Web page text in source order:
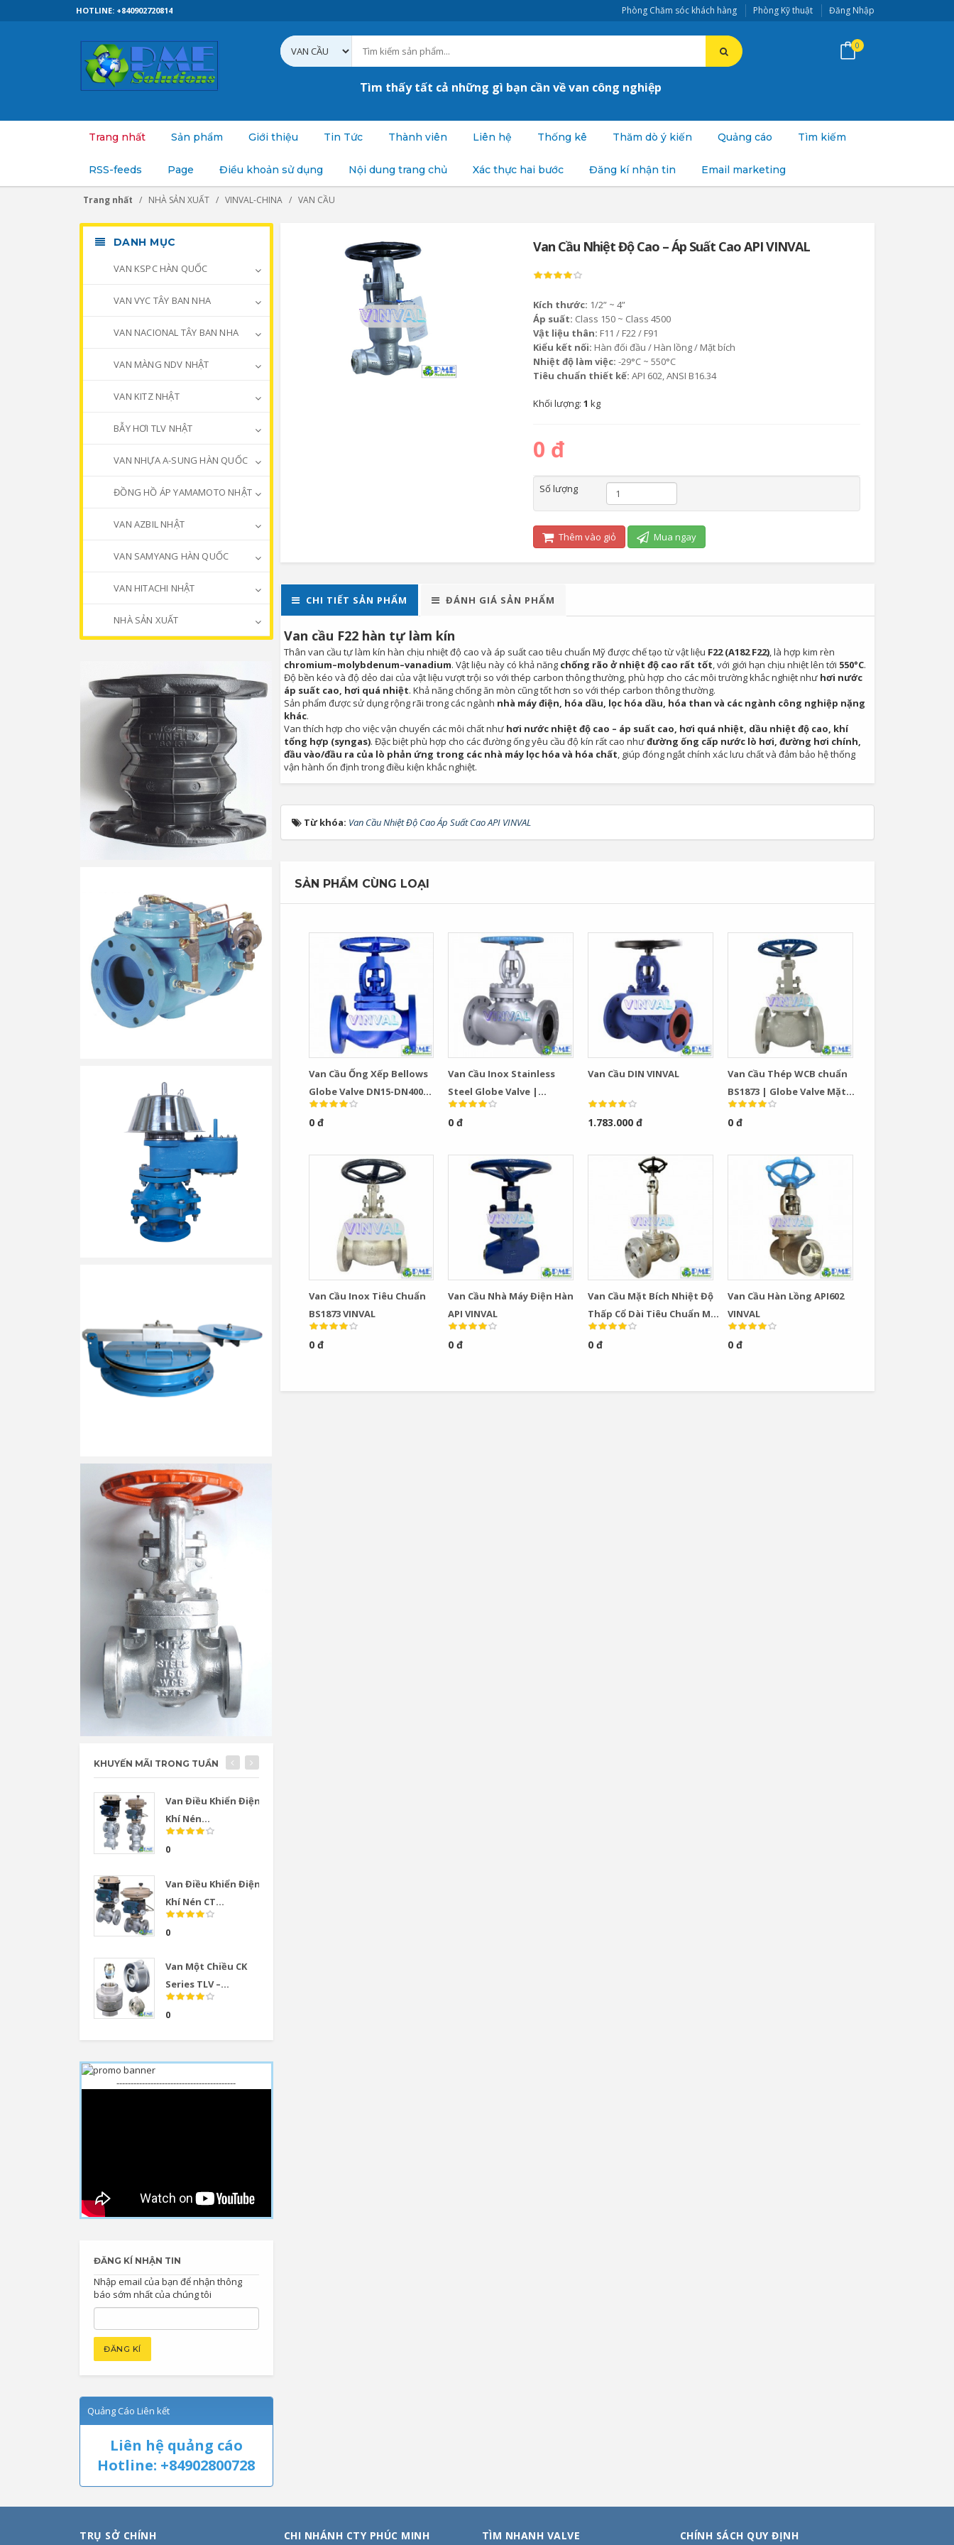
Phòng Chăm sóc khách hàng Phòng Kỹ thuật Đăng Nhập
HOTLINE: +840902720814
Tìm thấy tất cả những gì bạn cần về van công nghiệp
0
Trang nhất Sản phẩm Giới thiệu Tin Tức Thành viên Liên hệ Thống kê Thăm dò ý kiến Quảng cáo Tìm kiếm
RSS-feeds Page Điều khoản sử dụng Nội dung trang chủ Xác thực hai bước Đăng kí nhận tin Email marketing
Trang nhất NHÀ SẢN XUẤT VINVAL-CHINA VAN CẦU
Van Cầu Nhiệt Độ Cao – Áp Suất Cao API VINVAL
Kích thước: 1/2” ~ 4”
Áp suất: Class 150 ~ Class 4500
Vật liệu thân: F11 / F22 / F91
Kiểu kết nối: Hàn đối đầu / Hàn lồng / Mặt bích
Nhiệt độ làm việc: -29°C ~ 550°C
Tiêu chuẩn thiết kế: API 602, ANSI B16.34
Khối lượng: 1 kg
0 đ
Số lượng
Thêm vào giỏ Mua ngay
CHI TIẾT SẢN PHẨM ĐÁNH GIÁ SẢN PHẨM
Van cầu F22 hàn tự làm kín
Thân van cầu tự làm kín hàn chịu nhiệt độ cao và áp suất cao tiêu chuẩn Mỹ được chế tạo từ vật liệu F22 (A182 F22), là hợp kim rèn
chromium–molybdenum–vanadium. Vật liệu này có khả năng chống rão ở nhiệt độ cao rất tốt, với giới hạn chịu nhiệt lên tới 550°C.
Độ bền kéo và độ dẻo dai của vật liệu vượt trội so với thép carbon thông thường, phù hợp cho các môi trường khắc nghiệt như hơi nước
áp suất cao, hơi quá nhiệt. Khả năng chống ăn mòn cũng tốt hơn so với thép carbon thông thường.
Sản phẩm được sử dụng rộng rãi trong các ngành nhà máy điện, hóa dầu, lọc hóa dầu, hóa than và các ngành công nghiệp nặng
khác.
Van thích hợp cho việc vận chuyển các môi chất như hơi nước nhiệt độ cao – áp suất cao, hơi quá nhiệt, dầu nhiệt độ cao, khí
tổng hợp (syngas). Đặc biệt phù hợp cho các đường ống yêu cầu độ kín rất cao nhưđường ống cấp nước lò hơi, đường hơi chính,
đầu vào/đầu ra của lò phản ứng trong các nhà máy lọc hóa và hóa chất, giúp đóng ngắt chính xác lưu chất và đảm bảo hệ thống
vận hành ổn định trong điều kiện khắc nghiệt.
Từ khóa: Van Cầu Nhiệt Độ Cao Áp Suất Cao API VINVAL
SẢN PHẨM CÙNG LOẠI
Van Cầu Ống Xếp Bellows
Globe Valve DN15-DN400
PN16 PN40 Giá Tốt
0 đ
Van Cầu Inox Stainless
Steel Globe Valve |
PN16/150LB, DN50–DN300
0 đ
Van Cầu DIN VINVAL
1.783.000 đ
Van Cầu Thép WCB chuẩn
BS1873 | Globe Valve Mặt
Bích Class 150–600 Chính
Hãng VINVAL
0 đ
Van Cầu Inox Tiêu Chuẩn
BS1873 VINVAL
0 đ
Van Cầu Nhà Máy Điện Hàn
API VINVAL
0 đ
Van Cầu Mặt Bích Nhiệt Độ
Thấp Cổ Dài Tiêu Chuẩn Mỹ
VINVAL
0 đ
Van Cầu Hàn Lồng API602
VINVAL
0 đ
DANH MỤC
VAN KSPC HÀN QUỐC
VAN VYC TÂY BAN NHA
VAN NACIONAL TÂY BAN NHA
VAN MÀNG NDV NHẬT
VAN KITZ NHẬT
BẪY HƠI TLV NHẬT
VAN NHỰA A-SUNG HÀN QUỐC
ĐỒNG HỒ ÁP YAMAMOTO NHẬT
VAN AZBIL NHẬT
VAN SAMYANG HÀN QUỐC
VAN HITACHI NHẬT
NHÀ SẢN XUẤT
KHUYẾN MÃI TRONG TUẦN
Van Điều Khiển Điện
Khí Nén...
0
Van Điều Khiển Điện
Khí Nén CT...
0
Van Một Chiều CK
Series TLV –...
0
------------------------------------------
ĐĂNG KÍ NHẬN TIN
Nhập email của bạn để nhận thông
báo sớm nhất của chúng tôi
Quảng Cáo Liên kết
Liên hệ quảng cáo
Hotline: +84902800728
TRỤ SỞ CHÍNH CHI NHÁNH CTY PHÚC MINH TÌM NHANH VALVE CHÍNH SÁCH QUY ĐỊNH